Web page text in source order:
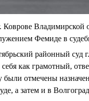
Владимирской
Фемиде в
районный суд г.
себя как грамотный,
отмечены
а затем и в